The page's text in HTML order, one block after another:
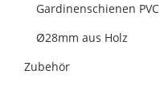
Gardinenschienen PVC
Ø28mm aus Holz
Zubehör